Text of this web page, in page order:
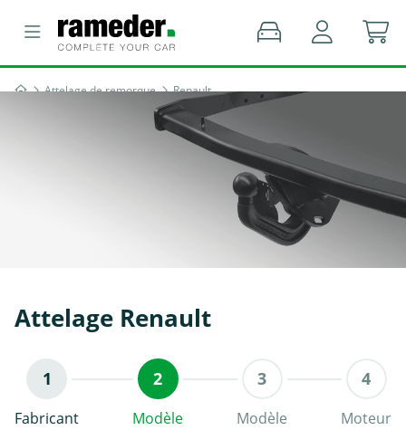
Attelage de remorque Renault
Attelage Renault
Fabricant Modèle Modèle Moteur